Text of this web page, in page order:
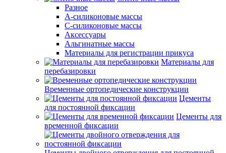
Разное
А-силиконовые массы
С-силиконовые массы
Аксессуары
Альгинатные массы
Материалы для регистрации прикуса
Материалы для
перебазировки
Временные ортопедические конструкции
Цементы
для постоянной фиксации
Цементы для
временной фиксации